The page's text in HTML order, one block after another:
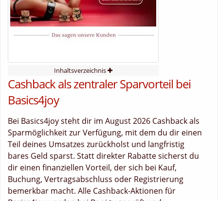
Inhaltsverzeichnis
Cashback als zentraler Sparvorteil bei
Basics4joy
Bei Basics4joy steht dir im August 2026 Cashback als
Sparmöglichkeit zur Verfügung, mit dem du dir einen
Teil deines Umsatzes zurückholst und langfristig
bares Geld sparst. Statt direkter Rabatte sicherst du
dir einen finanziellen Vorteil, der sich bei Kauf,
Buchung, Vertragsabschluss oder Registrierung
bemerkbar macht. Alle Cashback-Aktionen für